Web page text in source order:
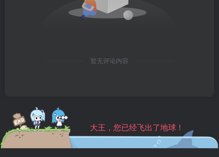
暂无评论内容
大王，您已经飞出了地球！